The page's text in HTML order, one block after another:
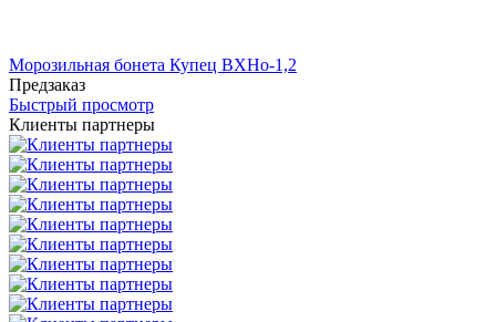
Морозильная бонета Купец ВХНо-1,2
Предзаказ
Быстрый просмотр
Клиенты партнеры